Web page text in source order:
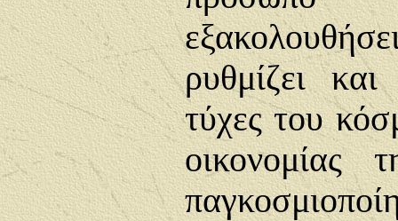
ρυθμίζει
τύχες του
οικονομίας